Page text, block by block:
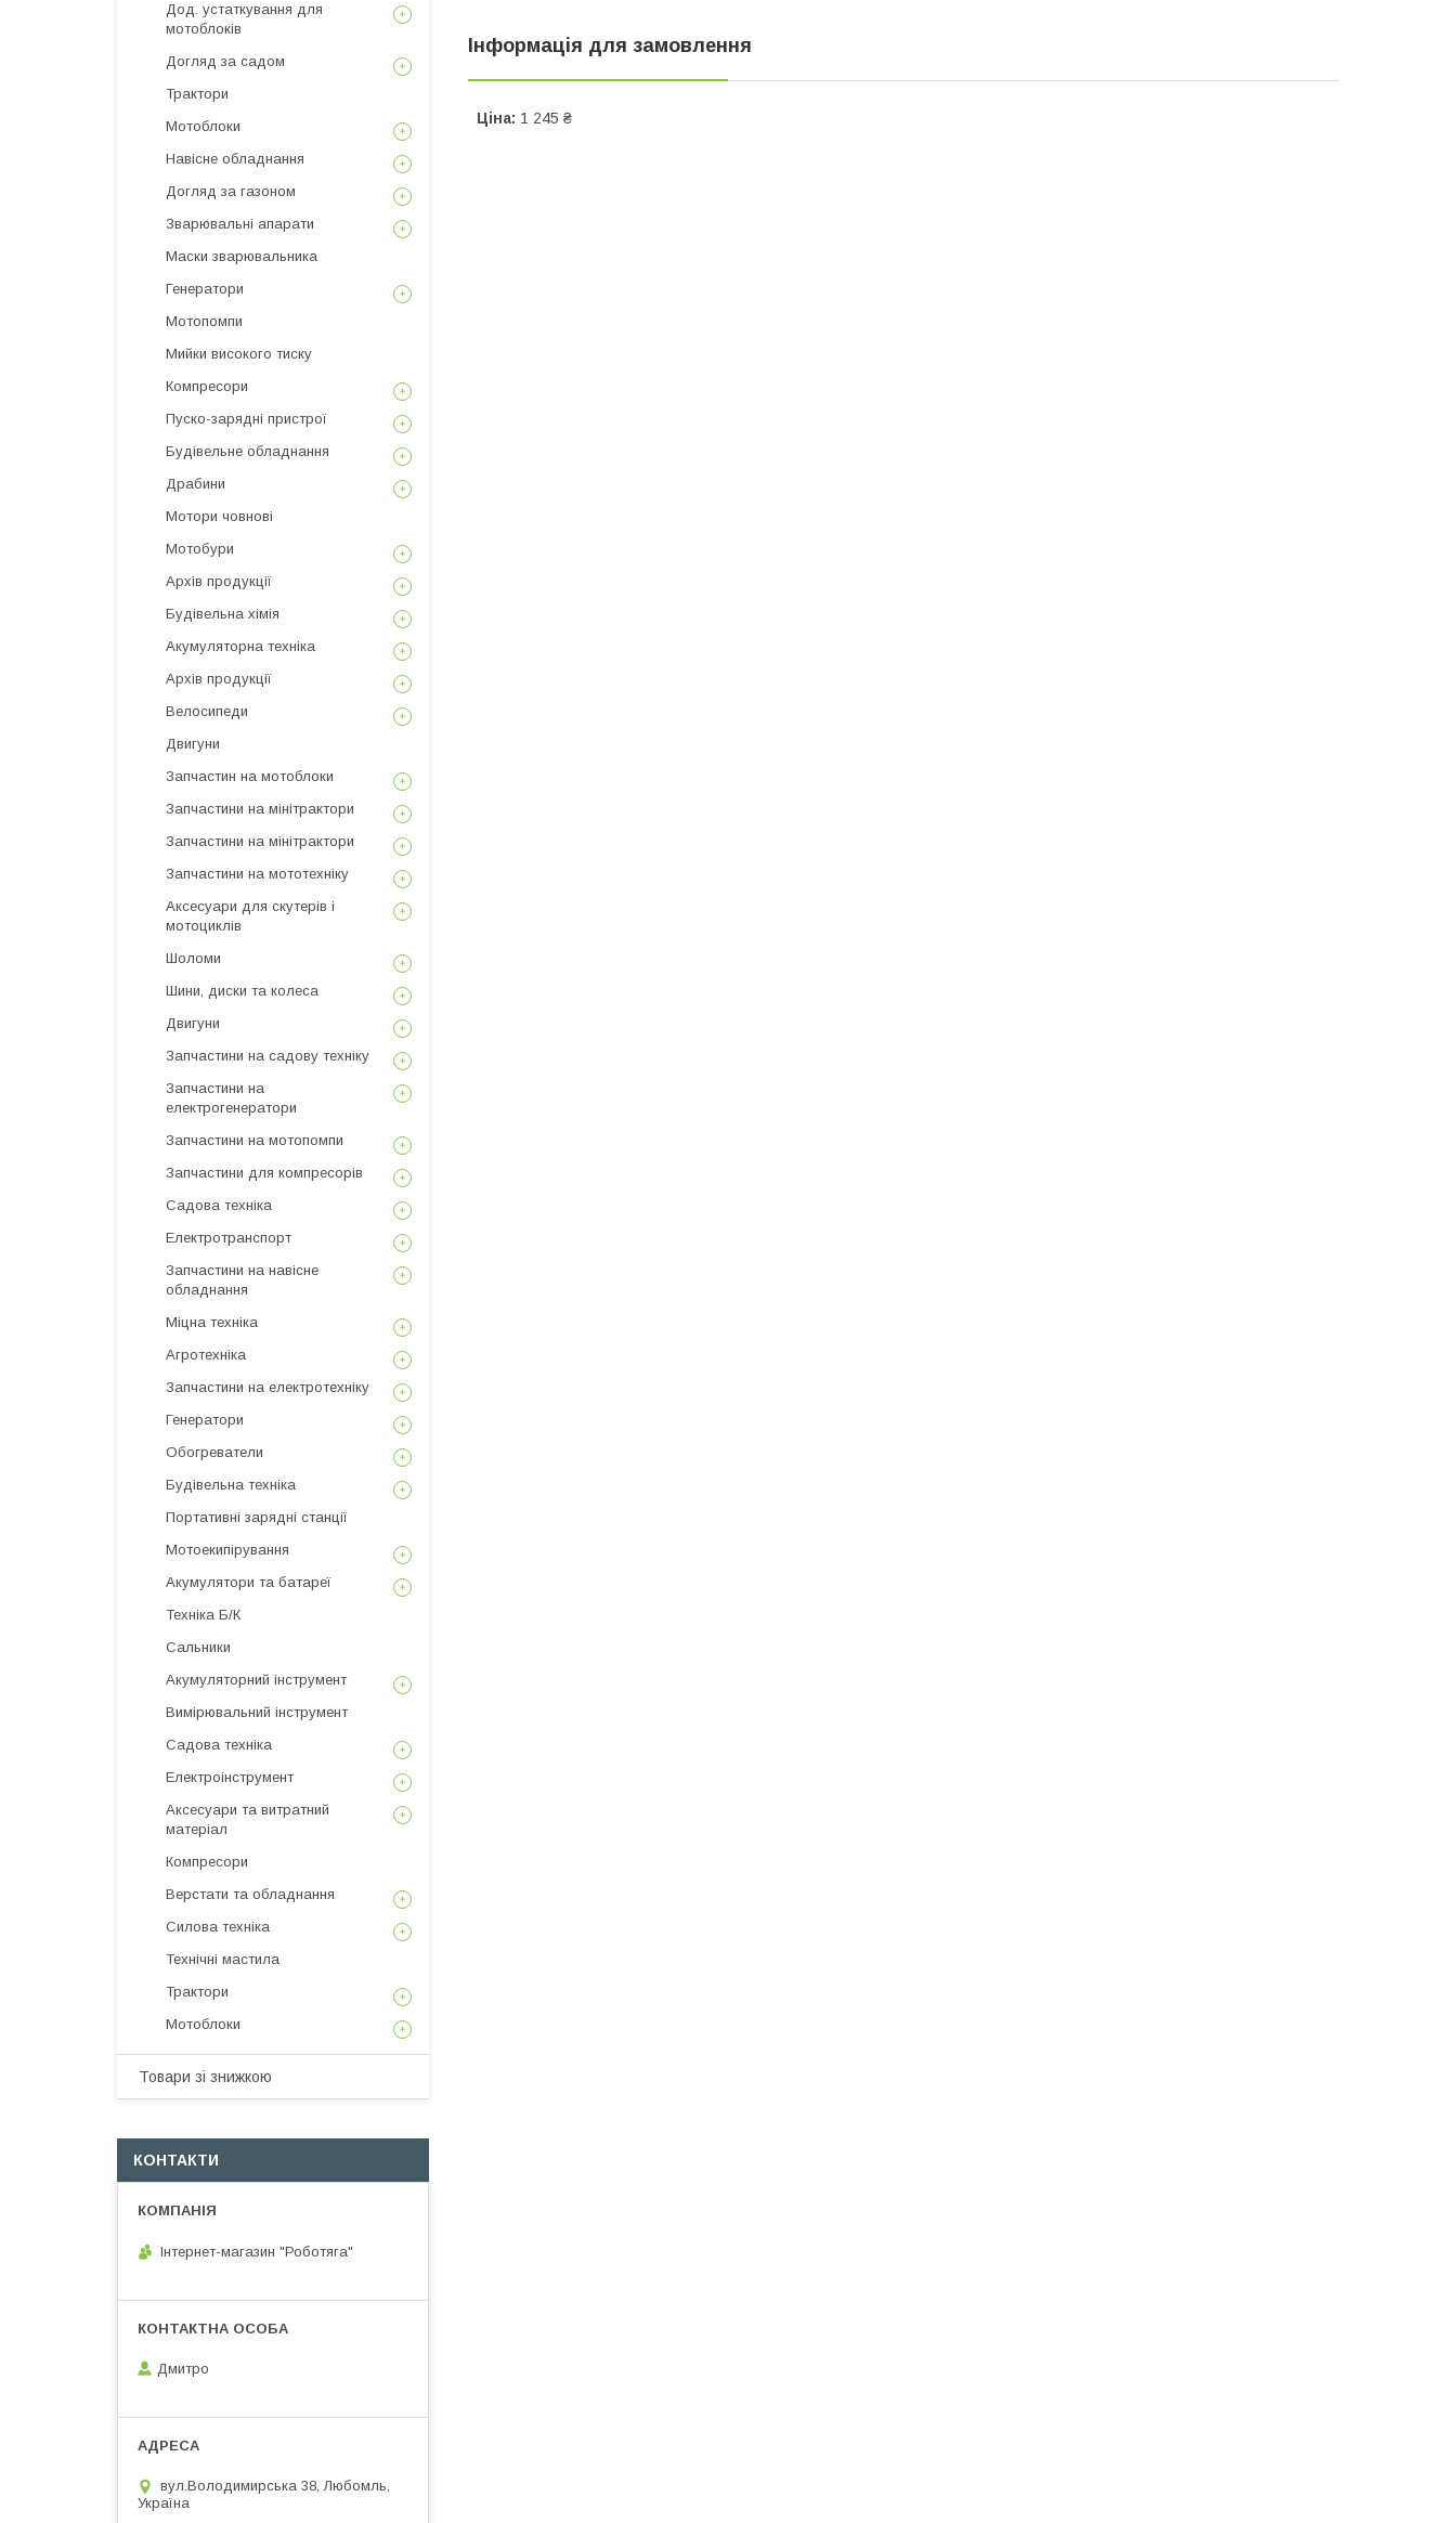
Інформація для замовлення
Ціна: 1 245 ₴
Дод. устаткування для
мотоблоків
Догляд за садом
Трактори
Мотоблоки
Навісне обладнання
Догляд за газоном
Зварювальні апарати
Маски зварювальника
Генератори
Мотопомпи
Мийки високого тиску
Компресори
Пуско-зарядні пристрої
Будівельне обладнання
Драбини
Мотори човнові
Мотобури
Архів продукції
Будівельна хімія
Акумуляторна техніка
Архів продукції
Велосипеди
Двигуни
Запчастин на мотоблоки
Запчастини на мінітрактори
Запчастини на мінітрактори
Запчастини на мототехніку
Аксесуари для скутерів і
мотоциклів
Шоломи
Шини, диски та колеса
Двигуни
Запчастини на садову техніку
Запчастини на
електрогенератори
Запчастини на мотопомпи
Запчастини для компресорів
Садова техніка
Електротранспорт
Запчастини на навісне
обладнання
Міцна техніка
Агротехніка
Запчастини на електротехніку
Генератори
Обогреватели
Будівельна техніка
Портативні зарядні станції
Мотоекипірування
Акумулятори та батареї
Техніка Б/К
Сальники
Акумуляторний інструмент
Вимірювальний інструмент
Садова техніка
Електроінструмент
Аксесуари та витратний
матеріал
Компресори
Верстати та обладнання
Силова техніка
Технічні мастила
Трактори
Мотоблоки
Товари зі знижкою
КОНТАКТИ
Інтернет-магазин "Роботяга"
Дмитро
вул.Володимирська 38, Любомль,
Україна